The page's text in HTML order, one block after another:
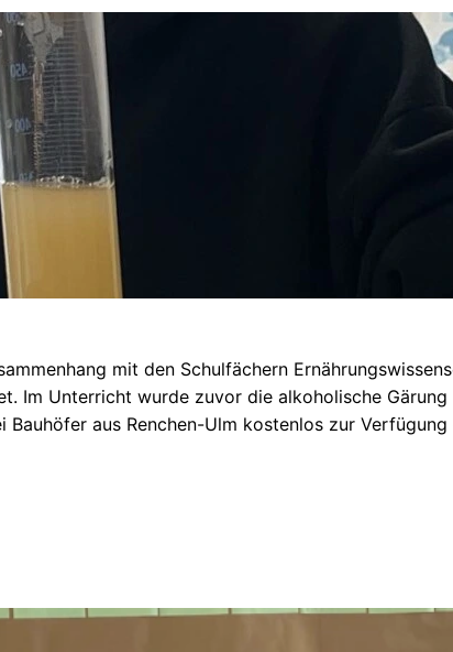
mit den Schulfächern
Im Unterricht wurde zuvor die alkoholische
aus Renchen-Ulm kostenlos zur